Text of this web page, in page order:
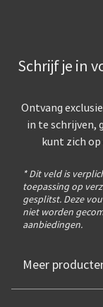
Schrijf je in
Ontvang
in te schrijven,
kunt zich
* Dit veld is
toepassing op
gesplitst. Deze
niet worden
aanbiedingen.
Meer